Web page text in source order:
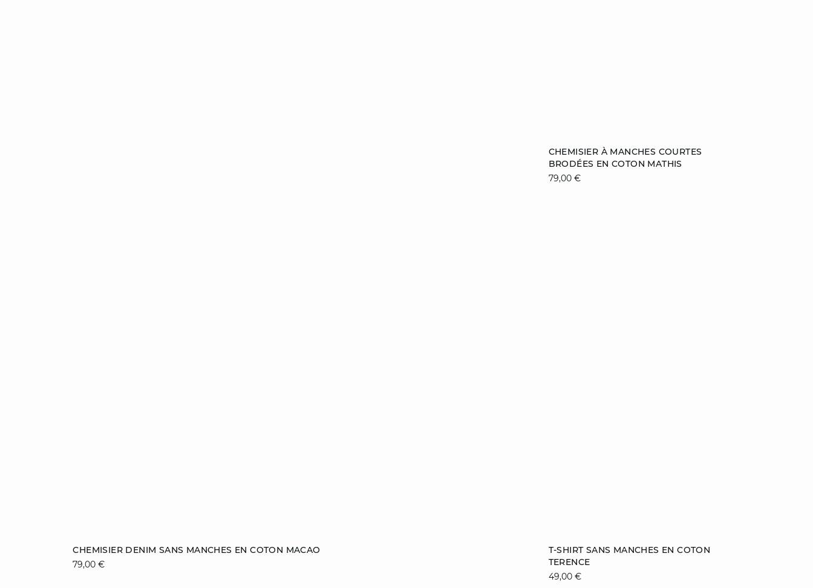
CHEMISIER DENIM SANS MANCHES EN COTON MACAO
79,00 €
36
CHEMISIER À MANCHES COURTES
BRODÉES EN COTON MATHIS
79,00 €
Ajouter au panier
XS S M
T-SHIRT SANS MANCHES EN COTON
TERENCE
49,00 €
S